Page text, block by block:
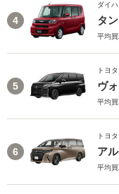
4
ダイハ
タ
平均買
5
トヨタ
ヴ
平均買
6
トヨタ
ア
平均買